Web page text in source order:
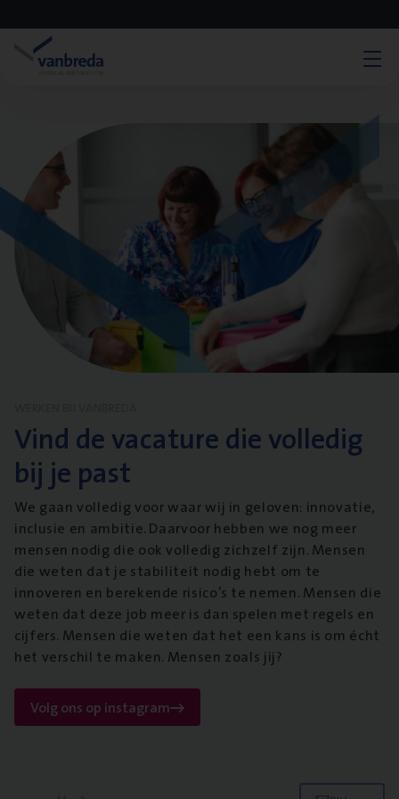
Vind de vacature die volledig
bij je past
We gaan volledig voor waar wij in geloven: innovatie,
inclusie en ambitie. Daarvoor hebben we nog meer
mensen nodig die ook volledig zichzelf zijn. Mensen
die weten dat je stabiliteit nodig hebt om te
innoveren en berekende risico’s te nemen. Mensen die
weten dat deze job meer is dan spelen met regels en
cijfers. Mensen die weten dat het een kans is om écht
het verschil te maken. Mensen zoals jij?
Volg ons op instagram